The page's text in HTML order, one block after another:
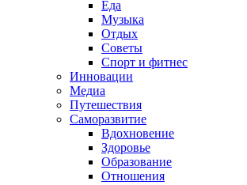
Еда
Музыка
Отдых
Советы
Спорт и фитнес
Инновации
Медиа
Путешествия
Саморазвитие
Вдохновение
Здоровье
Образование
Отношения